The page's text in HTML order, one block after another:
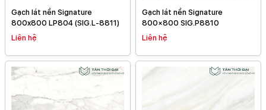
Gạch lát nền Signature
800x800 LP804 (SIG.L-8811)
Liên hệ
Gạch lát nền Signature
800×800 SIG.P8810
Liên hệ